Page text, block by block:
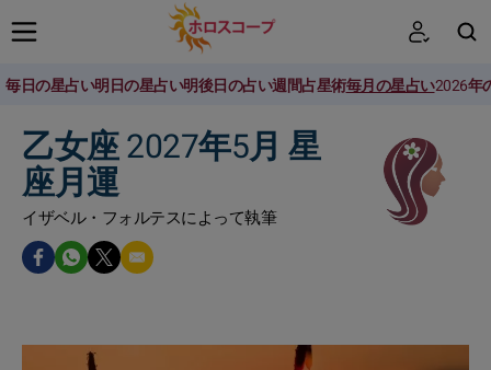
毎日の星占い明日の星占い明後日の占い週間占星術毎月の星占い2026年
乙女座 2027年5月 星
座月運
イザベル・フォルテスによって執筆